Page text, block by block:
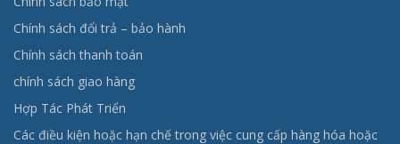
Chính sách đổi trả – bảo hành
Chính sách thanh toán
chính sách giao hàng
Hợp Tác Phát Triển
Các điều kiện hoặc hạn chế trong việc cung cấp hàng hóa hoặc